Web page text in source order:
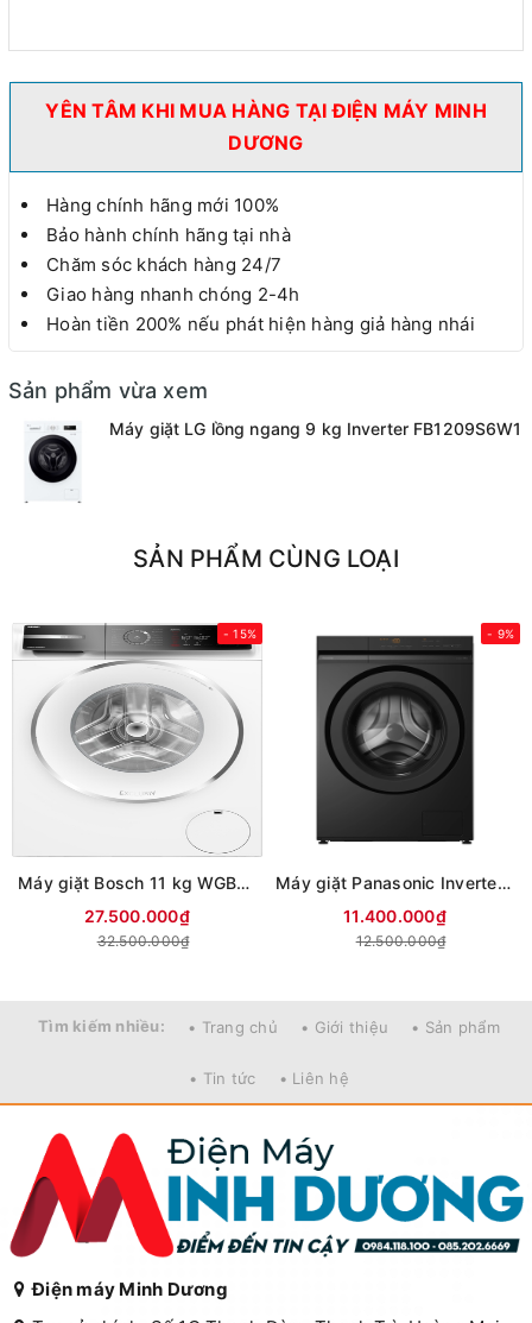
YÊN TÂM KHI MUA HÀNG TẠI ĐIỆN MÁY MINH
DƯƠNG
Hàng chính hãng mới 100%
Bảo hành chính hãng tại nhà
Chăm sóc khách hàng 24/7
Giao hàng nhanh chóng 2-4h
Hoàn tiền 200% nếu phát hiện hàng giả hàng nhái
Sản phẩm vừa xem
Máy giặt LG lồng ngang 9 kg Inverter FB1209S6W1
SẢN PHẨM CÙNG LOẠI
- 15%
Máy giặt Bosch 11 kg WGB266A90
27.500.000₫
32.500.000₫
- 9%
Máy giặt Panasonic Inverter 12 kg NA-24VDG1BVT (Mới 2026)
11.400.000₫
12.500.000₫
Tìm kiếm nhiều: • Trang chủ • Giới thiệu • Sản phẩm
• Tin tức • Liên hệ
Điện máy Minh Dương